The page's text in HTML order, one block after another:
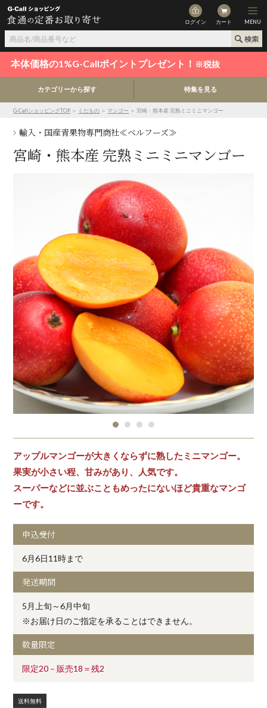
ログイン カート MENU
本体価格の1%G-Callポイントプレゼント！ ※税抜
カテゴリーから探す 特集を見る
G-CallショッピングTOP ＞ くだもの ＞ マンゴー ＞ 宮崎・熊本産 完熟ミニミニマンゴー
輸入・国産青果物専門商社≪ベルフーズ≫
宮崎・熊本産 完熟ミニミニマンゴー
アップルマンゴーが大きくならずに熟したミニマンゴー。
果実が小さい程、甘みがあり、人気です。
スーパーなどに並ぶこともめったにないほど貴重なマンゴ
ーです。
申込受付
6月6日11時まで
発送期間
5月上旬～6月中旬
※お届け日のご指定を承ることはできません。
数量限定
限定20－販売18＝残2
送料無料